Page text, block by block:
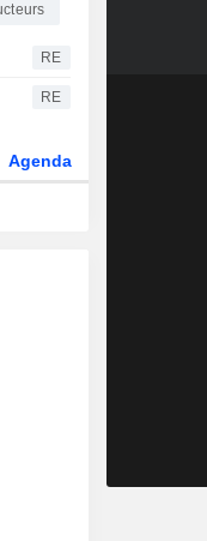
RE
RE
Agenda